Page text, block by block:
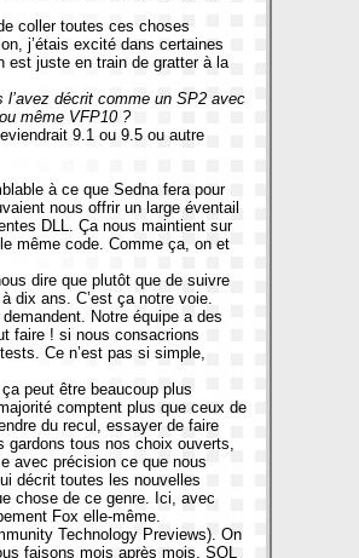
coller toutes ces choses
j’étais excité dans certaines
est juste en train de gratter à la
décrit comme un SP2 avec
même VFP10 ?
9.1 ou 9.5 ou autre
à ce que Sedna fera pour
nous offrir un large éventail
DLL. Ça nous maintient sur
même code. Comme ça, on et
dire que plutôt que de suivre
dix ans. C’est ça notre voie.
Notre équipe a des
faire ! si nous consacrions
Ce n’est pas si simple,
peut être beaucoup plus
comptent plus que ceux de
du recul, essayer de faire
gardons tous nos choix ouverts,
avec précision ce que nous
décrit toutes les nouvelles
chose de ce genre. Ici, avec
Fox elle-même.
Technology Previews). On
faisons mois après mois. SQL